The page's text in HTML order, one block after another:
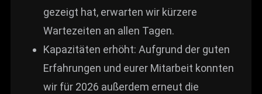
gezeigt hat, erwarten wir kürzere
Wartezeiten an allen Tagen.
Kapazitäten erhöht: Aufgrund der guten
Erfahrungen und eurer Mitarbeit konnten
wir für 2026 außerdem erneut die